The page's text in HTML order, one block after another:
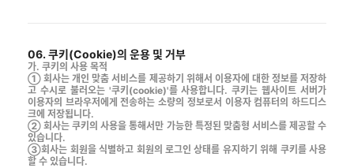
06. 쿠키(Cookie)의 운용 및 거부
가. 쿠키의 사용 목적
① 회사는 개인 맞춤 서비스를 제공하기 위해서 이용자에 대한 정보를 저장하
고 수시로 불러오는 '쿠키(cookie)'를 사용합니다. 쿠키는 웹사이트 서버가
이용자의 브라우저에게 전송하는 소량의 정보로서 이용자 컴퓨터의 하드디스
크에 저장됩니다.
② 회사는 쿠키의 사용을 통해서만 가능한 특정된 맞춤형 서비스를 제공할 수
있습니다.
③회사는 회원을 식별하고 회원의 로그인 상태를 유지하기 위해 쿠키를 사용
할 수 있습니다.